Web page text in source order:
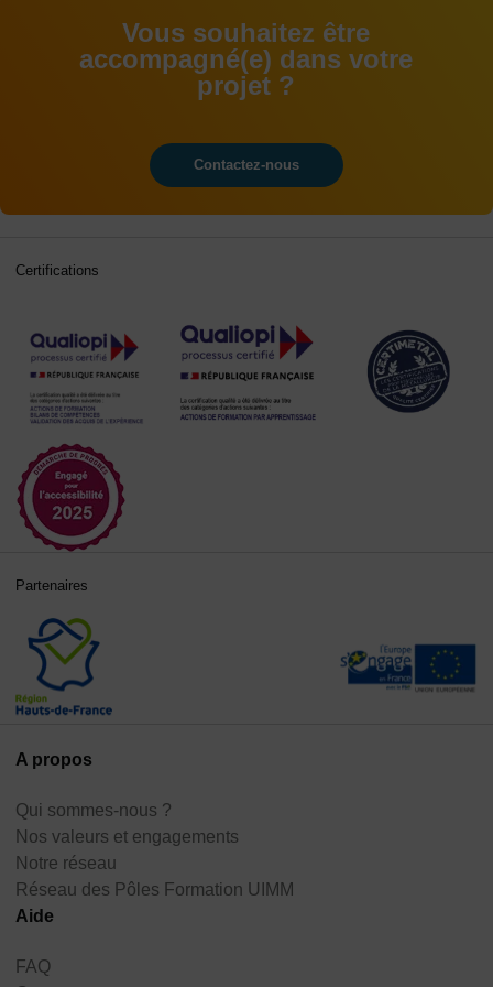
Vous souhaitez être
accompagné(e) dans votre
projet ?
Contactez-nous
A propos
Qui sommes-nous ?
Nos valeurs et engagements
Notre réseau
Réseau des Pôles Formation UIMM
Aide
FAQ
Certifications
Partenaires